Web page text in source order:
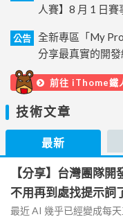
人賽】8 月 1 日賽
公告
全新專區「My
分享最真實的開
前往 iThome鐵
技術文章
最新
【分享】台灣團隊
不用再到處找提示詞
最近 AI 幾乎已經變成每